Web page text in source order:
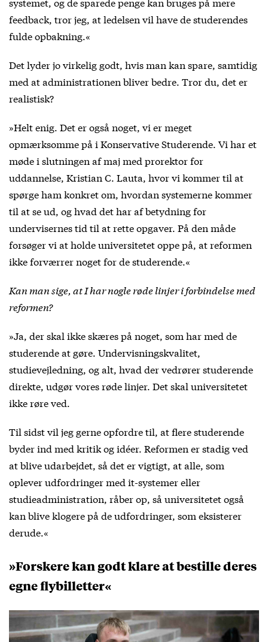
feedback, tror jeg, at ledelsen vil have de studerendes
fulde opbakning.«
Det lyder jo virkelig godt, hvis man kan spare, samtidig
med at administrationen bliver bedre. Tror du, det er
realistisk?
»Helt enig. Det er også noget, vi er meget
opmærksomme på i Konservative Studerende. Vi har et
møde i slutningen af maj med prorektor for
uddannelse, Kristian C. Lauta, hvor vi kommer til at
spørge ham konkret om, hvordan systemerne kommer
til at se ud, og hvad det har af betydning for
undervisernes tid til at rette opgaver. På den måde
forsøger vi at holde universitetet oppe på, at reformen
ikke forværrer noget for de studerende.«
Kan man sige, at I har nogle røde linjer i forbindelse med
reformen?
»Ja, der skal ikke skæres på noget, som har med de
studerende at gøre. Undervisningskvalitet,
studievejledning, og alt, hvad der vedrører studerende
direkte, udgør vores røde linjer. Det skal universitetet
ikke røre ved.
Til sidst vil jeg gerne opfordre til, at flere studerende
byder ind med kritik og idéer. Reformen er stadig ved
at blive udarbejdet, så det er vigtigt, at alle, som
oplever udfordringer med it-systemer eller
studieadministration, råber op, så universitetet også
kan blive klogere på de udfordringer, som eksisterer
derude.«
»Forskere kan godt klare at bestille deres
egne flybilletter«